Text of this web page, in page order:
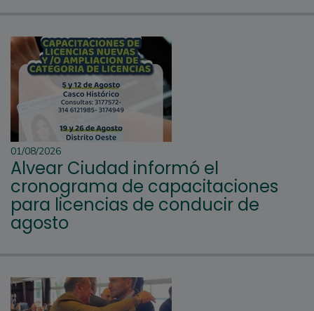
01/08/2026
Alvear Ciudad informó el
cronograma de capacitaciones
para licencias de conducir de
agosto